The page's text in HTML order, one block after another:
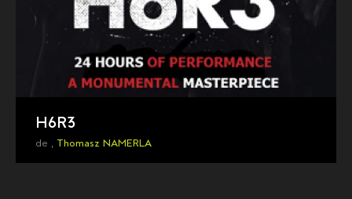
H6R3
de , Thomasz NAMERLA